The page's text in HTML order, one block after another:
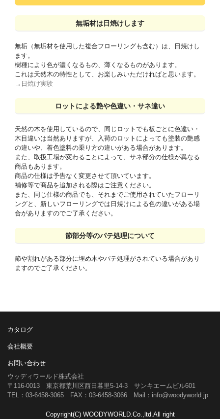
無垢材は日焼けします
無垢（無垢材を使用した複合フローリングも含む）は、日焼けし
ます。
樹種により色が濃くなるもの、薄くなるものがあります。
これは天然木の特性として、お楽しみいただければと思います。
→ 日焼け実験
ロットによる艶や色違い・サネ違い
天然の木を使用しているので、同じロットでも板ごとに色違い・
木目違いは当然ありますが、入荷のロットによっても塗装の艶感
の違いや、着色塗料の乗り方の違いがある場合があります。
また、取扱工場が変わることによって、サネ部分の仕様が異なる
商品もあります。
商品の仕様は予告なく変更させて頂いています。
補修等で商品を追加される際はご注意ください。
また、同じ仕様の商品でも、それまでご使用されていたフローリ
ングと、新しいフローリングでは日焼けによる色の違いがある場
合がありますのでご了承ください。
節部分等のパテ処理について
節や割れがある部分に埋め木やパテ処理がされている場合があり
ますのでご了承ください。
カタログ
会社概要
お問い合わせ
ウッディワールド株式会社
〒116-0013 東京都荒川区西日暮里5-14-3 サンキエームビル601
TEL：03-6458-3065 FAX：03-6458-3066 Mail：info@woodyworld.jp
Copyright(C) WOODYWORLD.Co.,ltd.All right